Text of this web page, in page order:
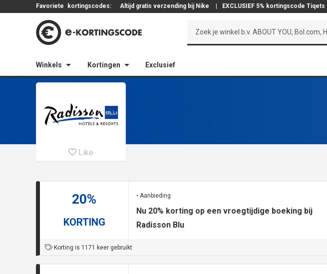
Favoriete kortingscodes: Altijd gratis verzending bij Nike EXCLUSIEF 5% kortingscode Tiqets
Winkels Kortingen Exclusief
Like
20%
KORTING
• Aanbieding
Nu 20% korting op een vroegtijdige boeking bij
Radisson Blu
Korting is 1171 keer gebruikt